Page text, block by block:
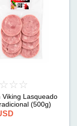
Viking Lasqueado
(500g)